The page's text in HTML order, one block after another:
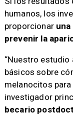
humanos, los
proporcionar
prevenir la
“Nuestro
básicos sobre
melanocitos para
investigador
becario